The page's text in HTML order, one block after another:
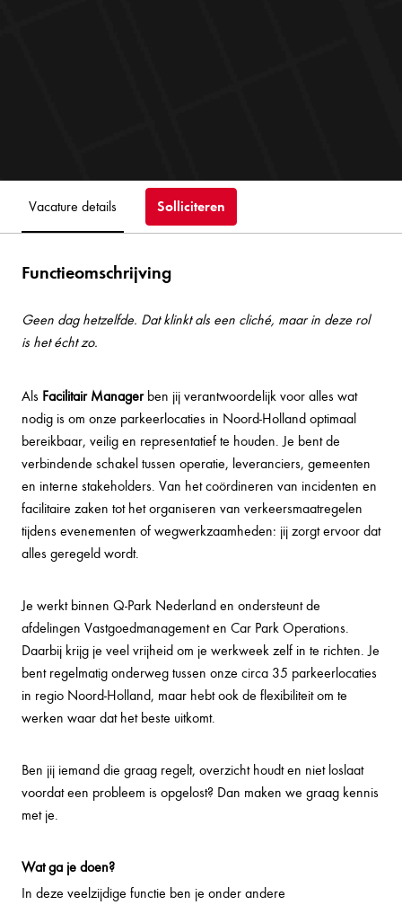
Vacature details Solliciteren
Functieomschrijving
Geen dag hetzelfde. Dat klinkt als een cliché, maar in deze rol
is het écht zo.
Als Facilitair Managerben jij verantwoordelijk voor alles wat
nodig is om onze parkeerlocaties in Noord-Holland optimaal
bereikbaar, veilig en representatief te houden. Je bent de
verbindende schakel tussen operatie, leveranciers, gemeenten
en interne stakeholders. Van het coördineren van incidenten en
facilitaire zaken tot het organiseren van verkeersmaatregelen
tijdens evenementen of wegwerkzaamheden: jij zorgt ervoor dat
alles geregeld wordt.
Je werkt binnen Q-Park Nederland en ondersteunt de
afdelingen Vastgoedmanagement en Car Park Operations.
Daarbij krijg je veel vrijheid om je werkweek zelf in te richten. Je
bent regelmatig onderweg tussen onze circa 35 parkeerlocaties
in regio Noord-Holland, maar hebt ook de flexibiliteit om te
werken waar dat het beste uitkomt.
Ben jij iemand die graag regelt, overzicht houdt en niet loslaat
voordat een probleem is opgelost? Dan maken we graag kennis
met je.
Wat ga je doen?
In deze veelzijdige functie ben je onder andere